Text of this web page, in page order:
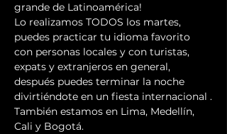
grande de Latinoamérica!
Lo realizamos TODOS los martes,
puedes practicar tu idioma favorito
con personas locales y con turistas,
expats y extranjeros en general,
después puedes terminar la noche
divirtiéndote en un fiesta internacional .
También estamos en Lima, Medellín,
Cali y Bogotá.